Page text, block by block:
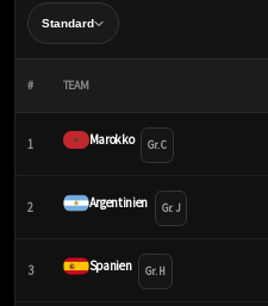
# TEAM
1 Marokko Gr. C
2 Argentinien Gr. J
3 Spanien Gr. H